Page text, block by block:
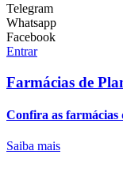
Telegram
Whatsapp
Facebook
Entrar
Farmácias de
Confira as farmácias
Saiba mais